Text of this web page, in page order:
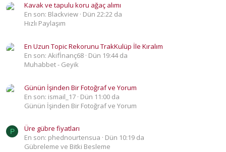
Kavak ve tapulu koru ağaç alımı
En son: Blackview Dün 22:22 da
Hızlı Paylaşım
En Uzun Topic Rekorunu TrakKulüp İle Kıralım
En son: Akifİnanç68 Dün 19:44 da
Muhabbet - Geyik
Günün İşinden Bir Fotoğraf ve Yorum
En son: ismail_17 Dün 11:00 da
Günün İşinden Bir Fotoğraf ve Yorum
P
Üre gübre fiyatları
En son: phednourtensua
Dün 10:19 da
Gübreleme ve Bitki Besleme